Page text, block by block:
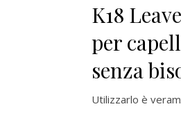
K18
per
senza
Utilizzarlo è